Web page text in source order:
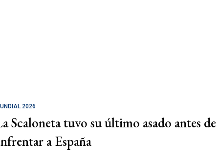
2026
Scaloneta tuvo su último asado antes de
a España